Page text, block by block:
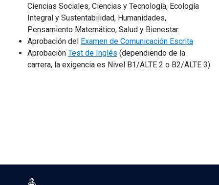
Ciencias Sociales, Ciencias y Tecnología, Ecología
Integral y Sustentabilidad, Humanidades,
Pensamiento Matemático, Salud y Bienestar.
Aprobación del Examen de Comunicación Escrita
Aprobación Test de Inglés (dependiendo de la
carrera, la exigencia es Nivel B1/ALTE 2 o B2/ALTE 3)